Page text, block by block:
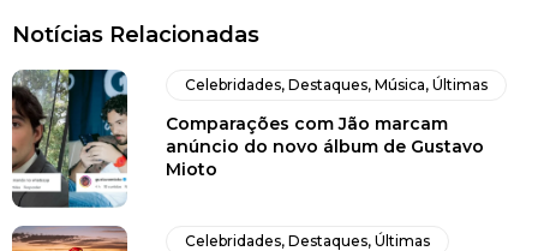
Notícias Relacionadas
Celebridades,Destaques,Música,Últimas
Comparações com Jão marcam
anúncio do novo álbum de Gustavo
Mioto
Celebridades,Destaques,Últimas